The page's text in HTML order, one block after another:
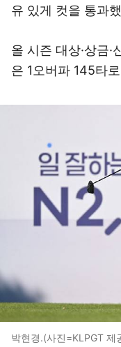
유 있게 컷을 통과
올 시즌 대상·상금
은 1오버파 145타
박현경.(사진=KLPGT 제